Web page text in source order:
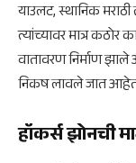
याउलट, स्थानिक
त्यांच्यावर मात्र कठोर
वातावरण निर्माण
निकष लावले जात
हॉकर्स झोनची